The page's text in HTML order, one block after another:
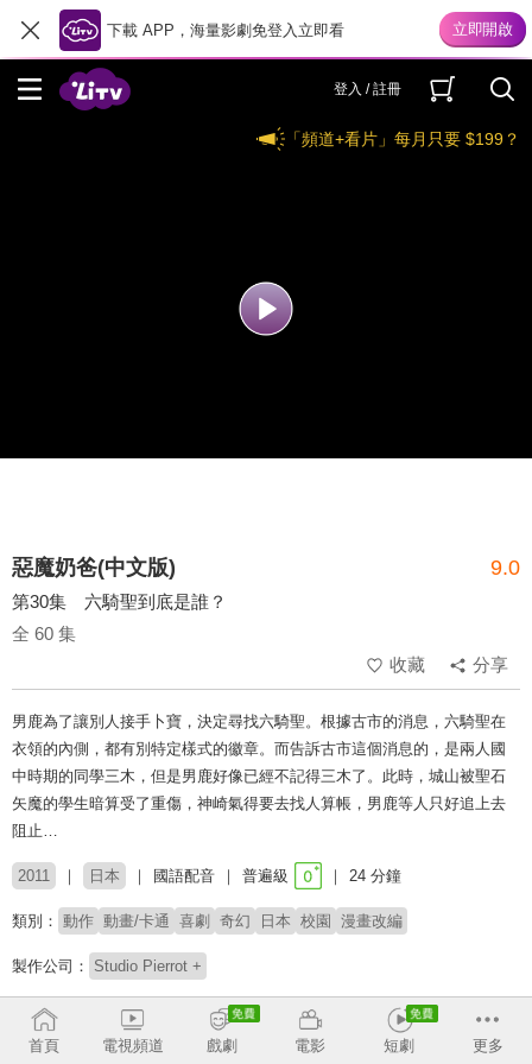
下載 APP，海量影劇免登入立即看
登入 / 註冊
「頻道+看片」每月只要 $199？
惡魔奶爸(中文版) 9.0
第30集 六騎聖到底是誰？
全 60 集
收藏
分享
男鹿為了讓別人接手卜寶，決定尋找六騎聖。根據古市的消息，六騎聖在
衣領的內側，都有別特定樣式的徽章。而告訴古市這個消息的，是兩人國
中時期的同學三木，但是男鹿好像已經不記得三木了。此時，城山被聖石
矢魔的學生暗算受了重傷，神崎氣得要去找人算帳，男鹿等人只好追上去
阻止…
2011 日本 國語配音 普遍級 24 分鐘
類別： 動作 動畫/卡通 喜劇 奇幻 日本 校園 漫畫改編
製作公司： Studio Pierrot +
導演： 高本宣弘
配音： 蔣鐵城 林美秀 龍顯蕙 何志威 林士程 林谷珍 梁興昌
首頁 電視頻道 戲劇 電影 短劇 更多